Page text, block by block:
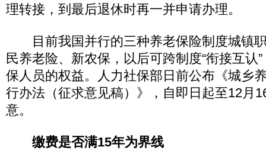
理转接，到最后退休时再一并申请办理。
目前我国并行的三种养老保险制度城镇
民养老险、新农保，以后可跨制度“衔接互认
保人员的权益。人力社保部日前公布《城乡
行办法（征求意见稿）》，自即日起至12月
意。
缴费是否满15年为界线